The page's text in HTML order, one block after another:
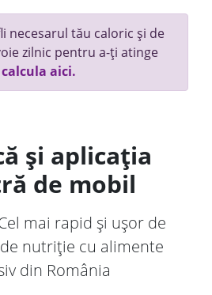
necesarul tău caloric și de
zilnic pentru a-ți atinge
aici.
și aplicația
de mobil
mai rapid și ușor de
nutriție cu alimente
din România